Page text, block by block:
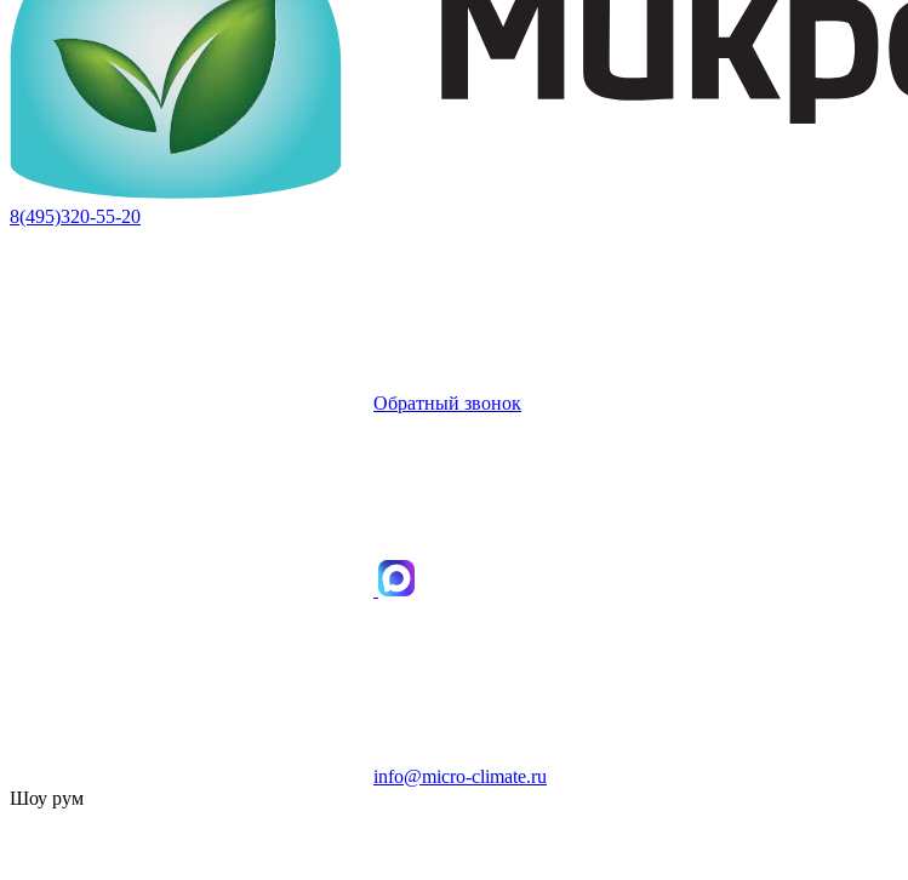
8(495)320-55-20
Обратный звонок
info@micro-climate.ru
Шоу рум